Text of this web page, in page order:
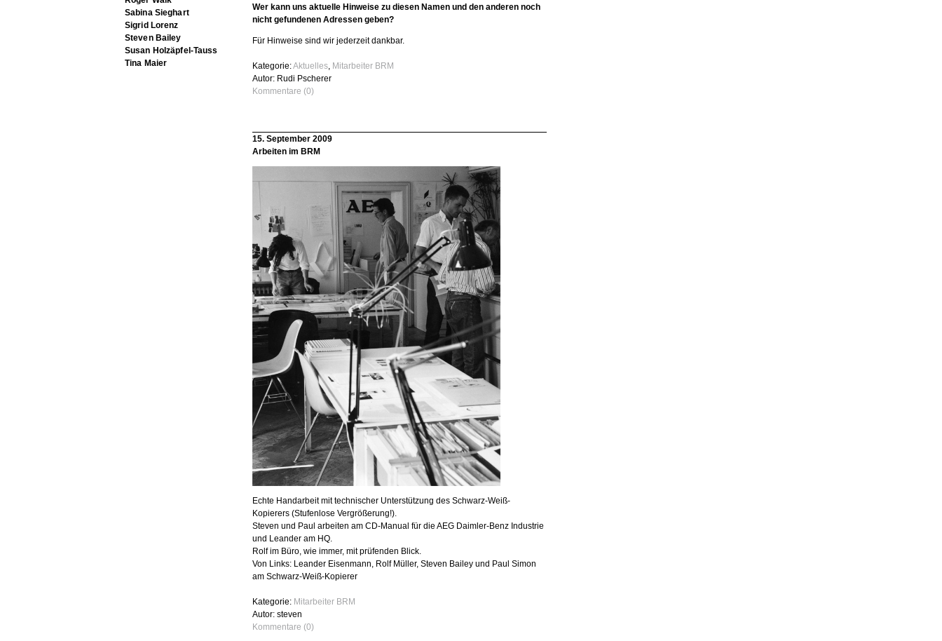
Wer kann uns aktuelle Hinweise zu diesen Namen und den anderen noch
nicht gefundenen Adressen geben?
Für Hinweise sind wir jederzeit dankbar.
Kategorie:Aktuelles, Mitarbeiter BRM
Autor: Rudi Pscherer
Kommentare (0)
15. September 2009
Arbeiten im BRM
Echte Handarbeit mit technischer Unterstützung des Schwarz-Weiß-
Kopierers (Stufenlose Vergrößerung!).
Steven und Paul arbeiten am CD-Manual für die AEG Daimler-Benz Industrie
und Leander am HQ.
Rolf im Büro, wie immer, mit prüfenden Blick.
Von Links: Leander Eisenmann, Rolf Müller, Steven Bailey und Paul Simon
am Schwarz-Weiß-Kopierer
Kategorie: Mitarbeiter BRM
Autor: steven
Kommentare (0)
Sabina Sieghart
Sigrid Lorenz
Steven Bailey
Susan Holzäpfel-Tauss
Tina Maier